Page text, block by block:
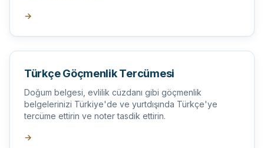
→
Türkçe Göçmenlik Tercümesi
Doğum belgesi, evlilik cüzdanı gibi göçmenlik
belgelerinizi Türkiye'de ve yurtdışında Türkçe'ye
tercüme ettirin ve noter tasdik ettirin.
→